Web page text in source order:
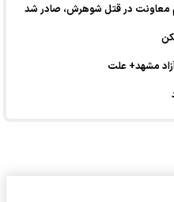
معاونت در قتل شوهرش، صادر شد